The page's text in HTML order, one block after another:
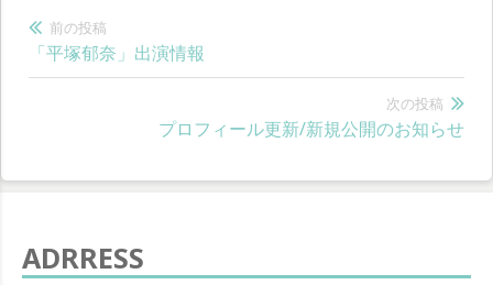
投
稿
ゲ
シ
前の投稿
前
の
「平塚郁奈」出演情報
次の投稿
次
投
プロフィール更新/新規公開のお知らせ
ADRRESS